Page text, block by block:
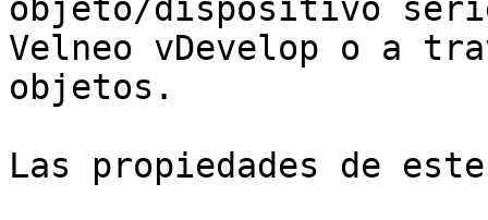
objeto/dispositivo
Velneo vDevelop o a
objetos.
Las propiedades de